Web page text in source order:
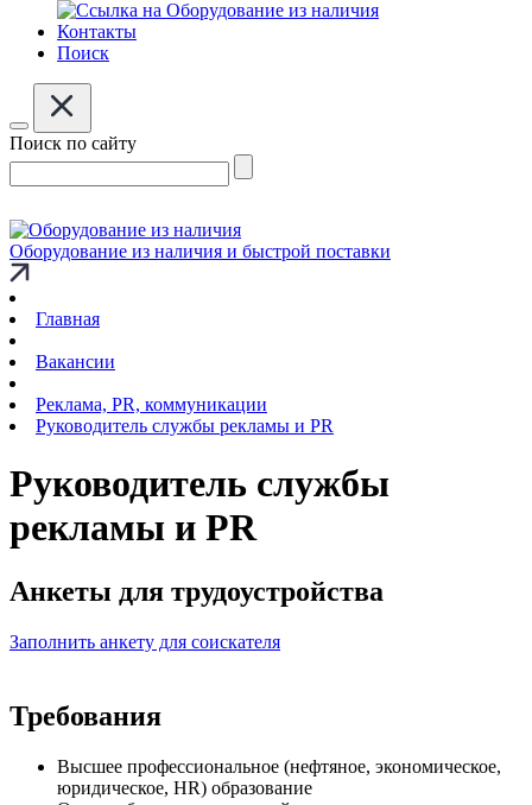
Контакты
Поиск
Поиск по сайту
Оборудование из наличия и быстрой поставки
Главная
Вакансии
Реклама, PR, коммуникации
Руководитель службы рекламы и PR
Руководитель службы
рекламы и PR
Анкеты для трудоустройства
Заполнить анкету для соискателя
Требования
Высшее профессиональное (нефтяное, экономическое,
юридическое, HR) образование